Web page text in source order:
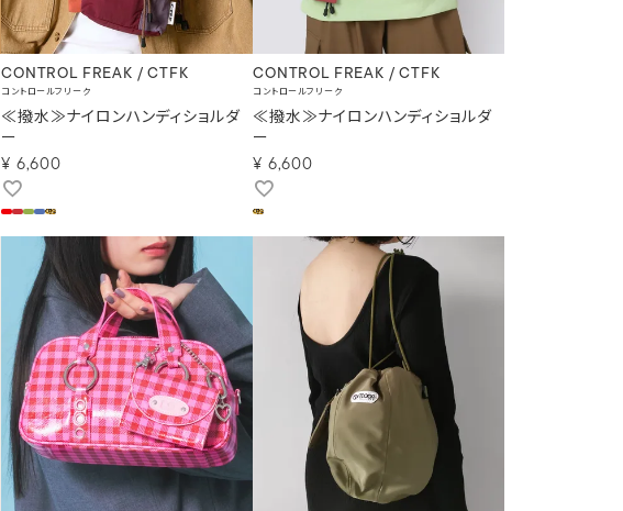
CONTROL FREAK / CTFK
コントロールフリーク
≪撥水≫ナイロンハンディショルダ
ー
¥ 6,600
CONTROL FREAK / CTFK
コントロールフリーク
≪撥水≫ナイロンハンディショルダ
ー
¥ 6,600